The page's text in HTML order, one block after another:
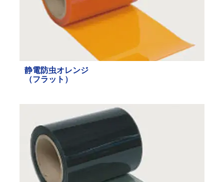
静電防虫オレンジ
（フラット）